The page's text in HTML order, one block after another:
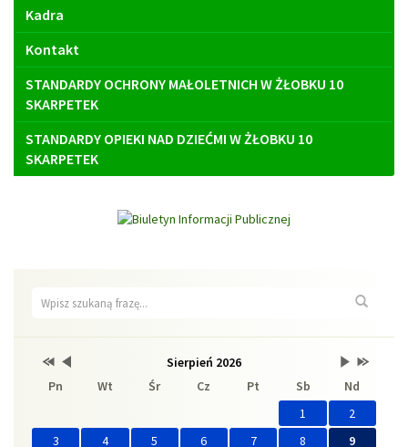
Kadra
Kontakt
STANDARDY OCHRONY MAŁOLETNICH W ŻŁOBKU 10
SKARPETEK
STANDARDY OPIEKI NAD DZIEĆMI W ŻŁOBKU 10
SKARPETEK
Wyszukiwarka
Kalendarz Lista
wydarzeń
Sierpień 2026Brak
w
Przestaw
na
Przestaw
na
Przestaw
na
Wrzesień
2026
Przestaw
na
Sierpień
2027
Pn Wt Śr Cz Pt Sb
Nd
1
2
3
4 5 6 7 8
9